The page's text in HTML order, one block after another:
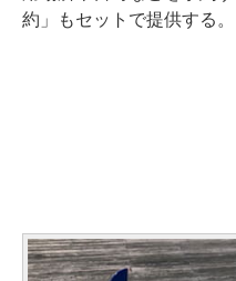
約」もセットで提供する。